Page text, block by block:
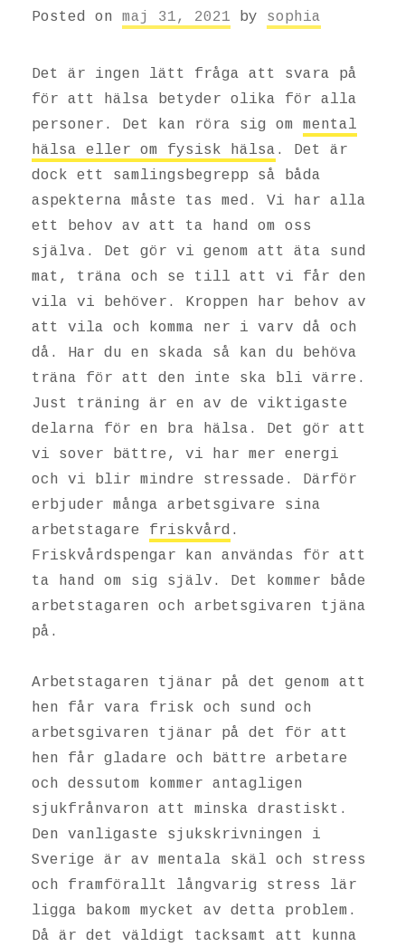
Posted on maj 31, 2021 by sophia
Det är ingen lätt fråga att svara på
för att hälsa betyder olika för alla
personer. Det kan röra sig om mental
hälsa eller om fysisk hälsa . Det är
dock ett samlingsbegrepp så båda
aspekterna måste tas med. Vi har alla
ett behov av att ta hand om oss
själva. Det gör vi genom att äta sund
mat, träna och se till att vi får den
vila vi behöver. Kroppen har behov av
att vila och komma ner i varv då och
då. Har du en skada så kan du behöva
träna för att den inte ska bli värre.
Just träning är en av de viktigaste
delarna för en bra hälsa. Det gör att
vi sover bättre, vi har mer energi
och vi blir mindre stressade. Därför
erbjuder många arbetsgivare sina
arbetstagare friskvård .
Friskvårdspengar kan användas för att
ta hand om sig själv. Det kommer både
arbetstagaren och arbetsgivaren tjäna
på.
Arbetstagaren tjänar på det genom att
hen får vara frisk och sund och
arbetsgivaren tjänar på det för att
hen får gladare och bättre arbetare
och dessutom kommer antagligen
sjukfrånvaron att minska drastiskt.
Den vanligaste sjukskrivningen i
Sverige är av mentala skäl och stress
och framförallt långvarig stress lär
ligga bakom mycket av detta problem.
Då är det väldigt tacksamt att kunna